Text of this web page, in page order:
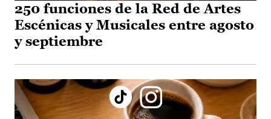
250 funciones de la Red de Artes
Escénicas y Musicales entre agosto
y septiembre